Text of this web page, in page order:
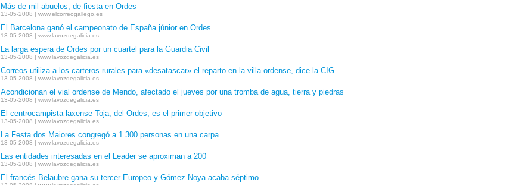
Más de mil abuelos, de fiesta en Ordes
13-05-2008 | www.elcorreogallego.es
El Barcelona ganó el campeonato de España júnior en Ordes
13-05-2008 | www.lavozdegalicia.es
La larga espera de Ordes por un cuartel para la Guardia Civil
13-05-2008 | www.lavozdegalicia.es
Correos utiliza a los carteros rurales para «desatascar» el reparto en la villa ordense, dice la CIG
13-05-2008 | www.lavozdegalicia.es
Acondicionan el vial ordense de Mendo, afectado el jueves por una tromba de agua, tierra y piedras
13-05-2008 | www.lavozdegalicia.es
El centrocampista laxense Toja, del Ordes, es el primer objetivo
13-05-2008 | www.lavozdegalicia.es
La Festa dos Maiores congregó a 1.300 personas en una carpa
13-05-2008 | www.lavozdegalicia.es
Las entidades interesadas en el Leader se aproximan a 200
13-05-2008 | www.lavozdegalicia.es
El francés Belaubre gana su tercer Europeo y Gómez Noya acaba séptimo